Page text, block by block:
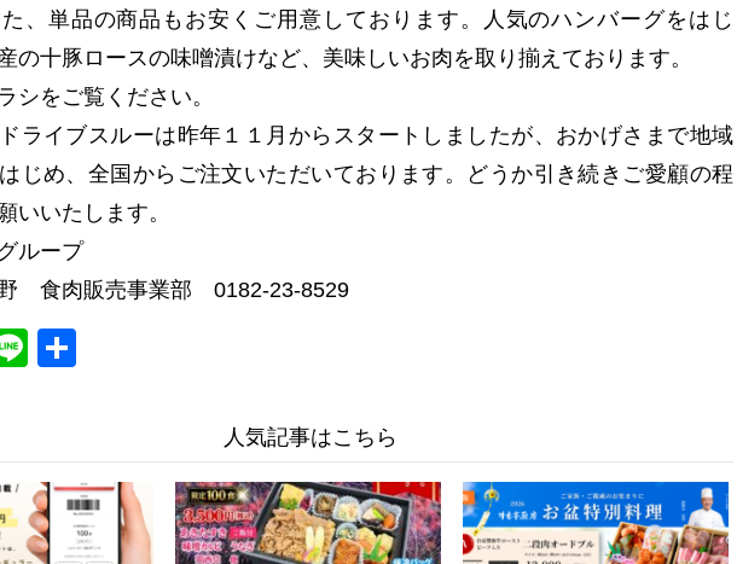
、単品の商品もお安くご用意しております。人気のハンバーグをはじ
の十豚ロースの味噌漬けなど、美味しいお肉を取り揃えております。
シをご覧ください。
ライブスルーは昨年１１月からスタートしましたが、おかげさまで地域
じめ、全国からご注文いただいております。どうか引き続きご愛顧の程
いいたします。
ループ
食肉販売事業部 0182-23-8529
Line
人気記事はこちら